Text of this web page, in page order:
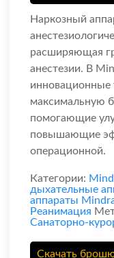
Наркозный
расширяющая
анестезии. В
инновационные
максимальную
помогающие
повышающие
операционной.
Категории:
дыхательные
аппараты
Реанимация
Санаторно-
Скачать